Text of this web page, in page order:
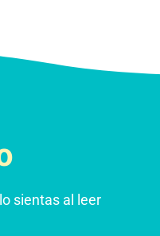
sientas al leer